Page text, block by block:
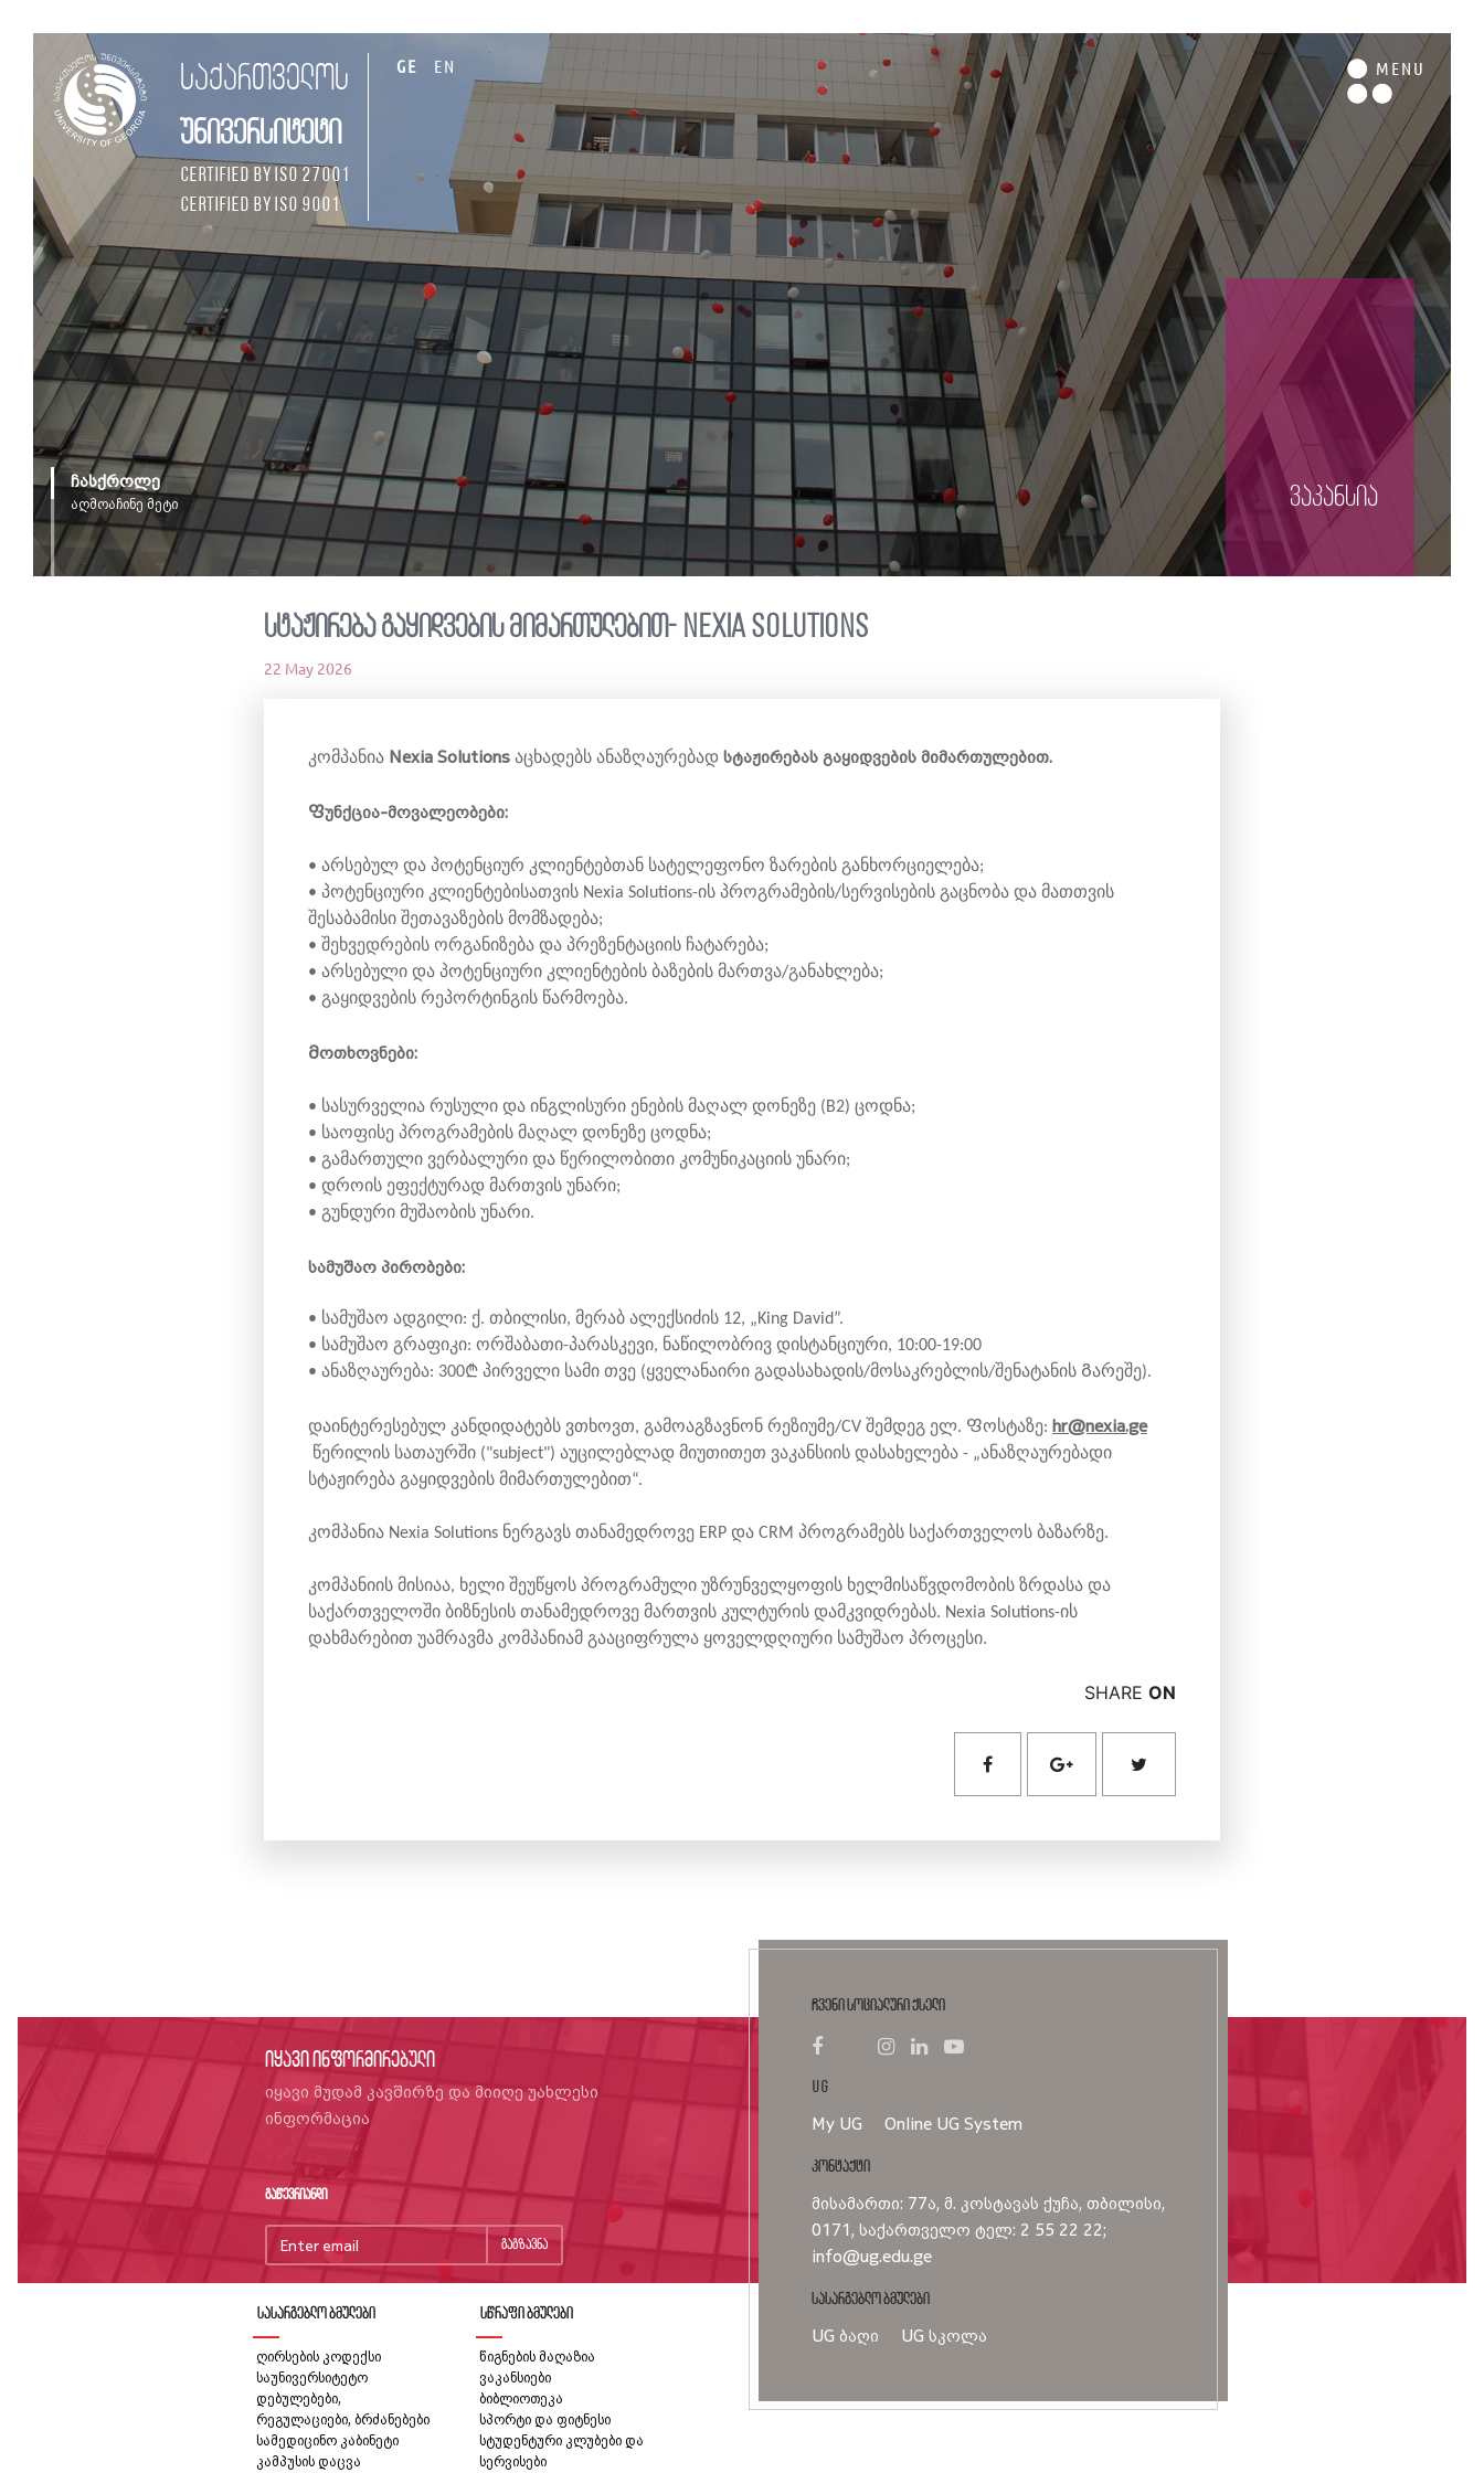
საქართველოს
უნივერსიტეტი
Certified by ISO 27001
Certified by ISO 9001
GE EN MENU
ჩასქროლე
აღმოაჩინე მეტი ვაკანსია
სტაჟირება გაყიდვების მიმართულებით- Nexia Solutions
22 May 2026
კომპანია Nexia Solutions აცხადებს ანაზღაურებად სტაჟირებას გაყიდვების მიმართულებით.
Ფუნქცია-მოვალეობები:
• არსებულ და პოტენციურ კლიენტებთან სატელეფონო ზარების განხორციელება;
• პოტენციური კლიენტებისათვის Nexia Solutions-ის პროგრამების/სერვისების გაცნობა და მათთვის
შესაბამისი შეთავაზების მომზადება;
• შეხვედრების ორგანიზება და პრეზენტაციის ჩატარება;
• არსებული და პოტენციური კლიენტების ბაზების მართვა/განახლება;
• გაყიდვების რეპორტინგის წარმოება.
Მოთხოვნები:
• სასურველია რუსული და ინგლისური ენების მაღალ დონეზე (B2) ცოდნა;
• საოფისე პროგრამების მაღალ დონეზე ცოდნა;
• გამართული ვერბალური და წერილობითი კომუნიკაციის უნარი;
• დროის ეფექტურად მართვის უნარი;
• გუნდური მუშაობის უნარი.
სამუშაო პირობები:
• სამუშაო ადგილი: ქ. თბილისი, მერაბ ალექსიძის 12, „King David”.
• სამუშაო გრაფიკი: ორშაბათი-პარასკევი, ნაწილობრივ დისტანციური, 10:00-19:00
• ანაზღაურება: 300₾ პირველი სამი თვე (ყველანაირი გადასახადის/მოსაკრებლის/შენატანის Გარეშე).
დაინტერესებულ კანდიდატებს ვთხოვთ, გამოაგზავნონ რეზიუმე/CV შემდეგ ელ. Ფოსტაზე: hr@nexia.ge
წერილის სათაურში ("subject") აუცილებლად მიუთითეთ ვაკანსიის დასახელება - „ანაზღაურებადი
სტაჟირება გაყიდვების მიმართულებით“.
კომპანია Nexia Solutions ნერგავს თანამედროვე ERP და CRM პროგრამებს საქართველოს ბაზარზე.
კომპანიის მისიაა, ხელი შეუწყოს პროგრამული უზრუნველყოფის ხელმისაწვდომობის ზრდასა და
საქართველოში ბიზნესის თანამედროვე მართვის კულტურის დამკვიდრებას. Nexia Solutions-ის
დახმარებით უამრავმა კომპანიამ გააციფრულა ყოველდღიური სამუშაო პროცესი.
SHARE ON
იყავი ინფორმირებული
იყავი მუდამ კავშირზე და მიიღე უახლესი
ინფორმაცია
გაწევრიანდი
გაგზავნა
ჩვენი სოციალური ქსელი
UG
My UG Online UG System
კონტაქტი
მისამართი: 77ა, მ. კოსტავას ქუჩა, თბილისი,
0171, საქართველო ტელ: 2 55 22 22;
info@ug.edu.ge
სასარგებლო ბმულები
UG ბაღი UG სკოლა
სასარგებლო ბმულები
ღირსების კოდექსი
საუნივერსიტეტო
დებულებები,
რეგულაციები, ბრძანებები
სამედიცინო კაბინეტი
კამპუსის დაცვა
სწრაფი ბმულები
წიგნების მაღაზია
ვაკანსიები
ბიბლიოთეკა
სპორტი და ფიტნესი
სტუდენტური კლუბები და
სერვისები